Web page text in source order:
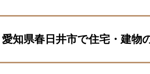
愛知県春日井市で住宅・建物